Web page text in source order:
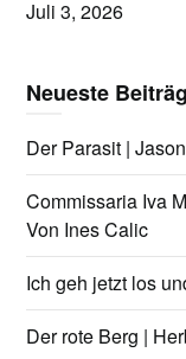
Juli 3, 2026
Neueste
Der Parasit |
Commissaria Iva
Von Ines Calic
Ich geh jetzt los
Der rote Berg |